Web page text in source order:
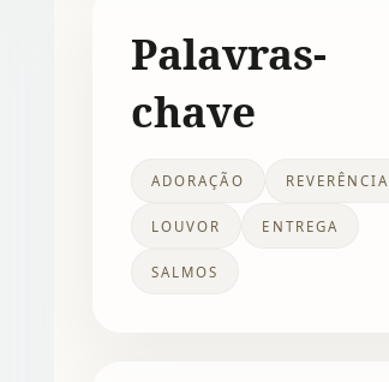
Palavras-
chave
ADORAÇÃO REVERÊNCIA
LOUVOR ENTREGA
SALMOS